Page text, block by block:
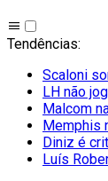
Tendências:
Scaloni
LH não
Malcom
Memphis
Diniz é
Luís